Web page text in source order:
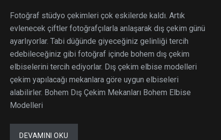
Fotoğraf stüdyo çekimleri çok eskilerde kaldı. Artık
evlenecek çiftler fotoğrafçılarla anlaşarak dış çekim günü
ayarlıyorlar. Tabi düğünde giyeceğiniz gelinliği tercih
edebileceğiniz gibi fotoğraf içinde bohem dış çekim
elbiselerini tercih ediyorlar. Dış çekim elbise modelleri
çekim yapılacağı mekanlara göre uygun elbiseleri
alabilirler. Bohem Dış Çekim Mekanları Bohem Elbise
Modelleri
DEVAMINI OKU